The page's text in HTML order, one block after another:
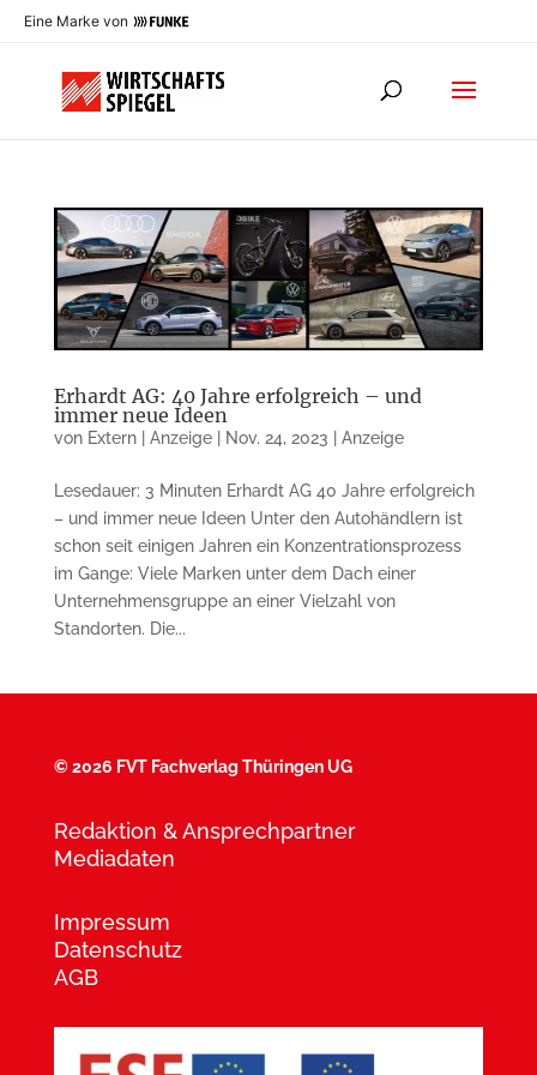
Eine Marke von
Erhardt AG: 40 Jahre erfolgreich – und
immer neue Ideen
von Extern | Anzeige| Nov. 24, 2023 Anzeige
Lesedauer: 3 Minuten Erhardt AG 40 Jahre erfolgreich
– und immer neue Ideen Unter den Autohändlern ist
schon seit einigen Jahren ein Konzentrationsprozess
im Gange: Viele Marken unter dem Dach einer
Unternehmensgruppe an einer Vielzahl von
Standorten. Die...
©2026 FVT Fachverlag Thüringen UG
Redaktion & Ansprechpartner
Mediadaten
Impressum
Datenschutz
AGB